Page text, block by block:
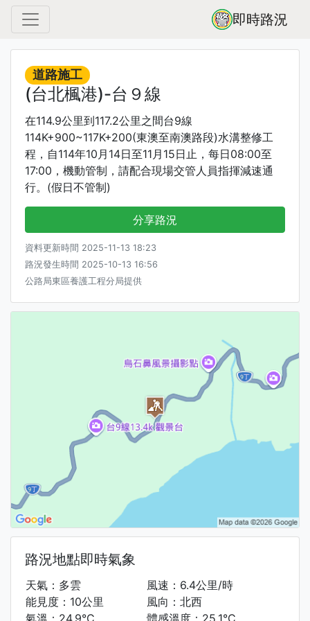
即時路況
道路施工
(台北楓港)-台９線
在114.9公里到117.2公里之間台9線
114K+900~117K+200(東澳至南澳路段)水溝整修工
程，自114年10月14日至11月15日止，每日08:00至
17:00，機動管制，請配合現場交管人員指揮減速通
行。(假日不管制)
分享路況
資料更新時間 2025-11-13 18:23
路況發生時間 2025-10-13 16:56
公路局東區養護工程分局提供
路況地點即時氣象
天氣：多雲
能見度：10公里
風速：6.4公里/時
風向：北西